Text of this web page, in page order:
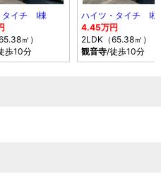
タイチ Ⅰ棟
㎡）
歩10分
ハイツ・タイチ Ⅰ棟
4.45万円
2LDK（65.38㎡）
観音寺/徒歩10分